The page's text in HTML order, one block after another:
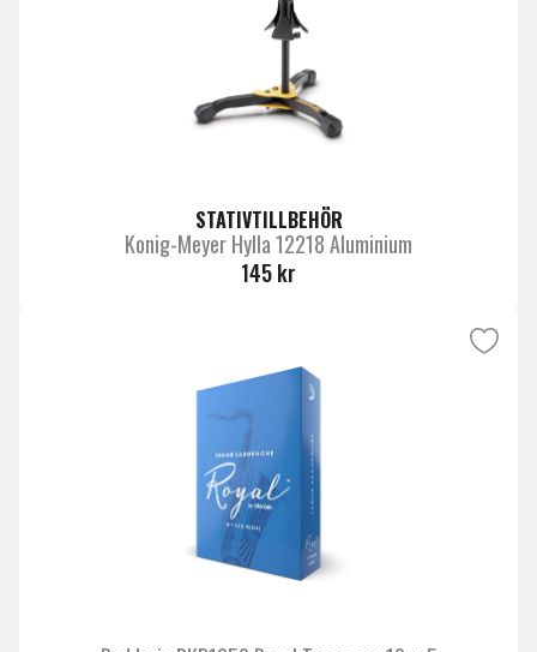
STATIVTILLBEHÖR
Konig-Meyer Hylla 12218 Aluminium
145 kr